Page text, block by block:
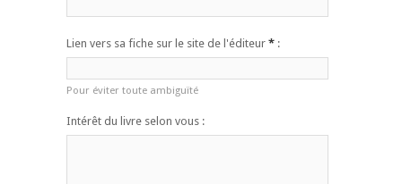
Lien vers sa fiche sur le site de l'éditeur * :
Pour éviter toute ambiguïté
Intérêt du livre selon vous :